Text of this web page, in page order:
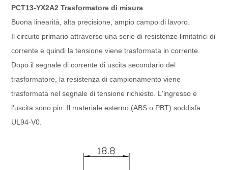
PCT13-YX2A2 Trasformatore di misura
Buona linearità, alta precisione, ampio campo di lavoro.
Il circuito primario attraverso una serie di resistenze limitatrici di
corrente e quindi la tensione viene trasformata in corrente.
Dopo il segnale di corrente di uscita secondario del
trasformatore, la resistenza di campionamento viene
trasformata nel segnale di tensione richiesto. L'ingresso e
l'uscita sono pin. Il materiale esterno (ABS o PBT) soddisfa
UL94-V0.